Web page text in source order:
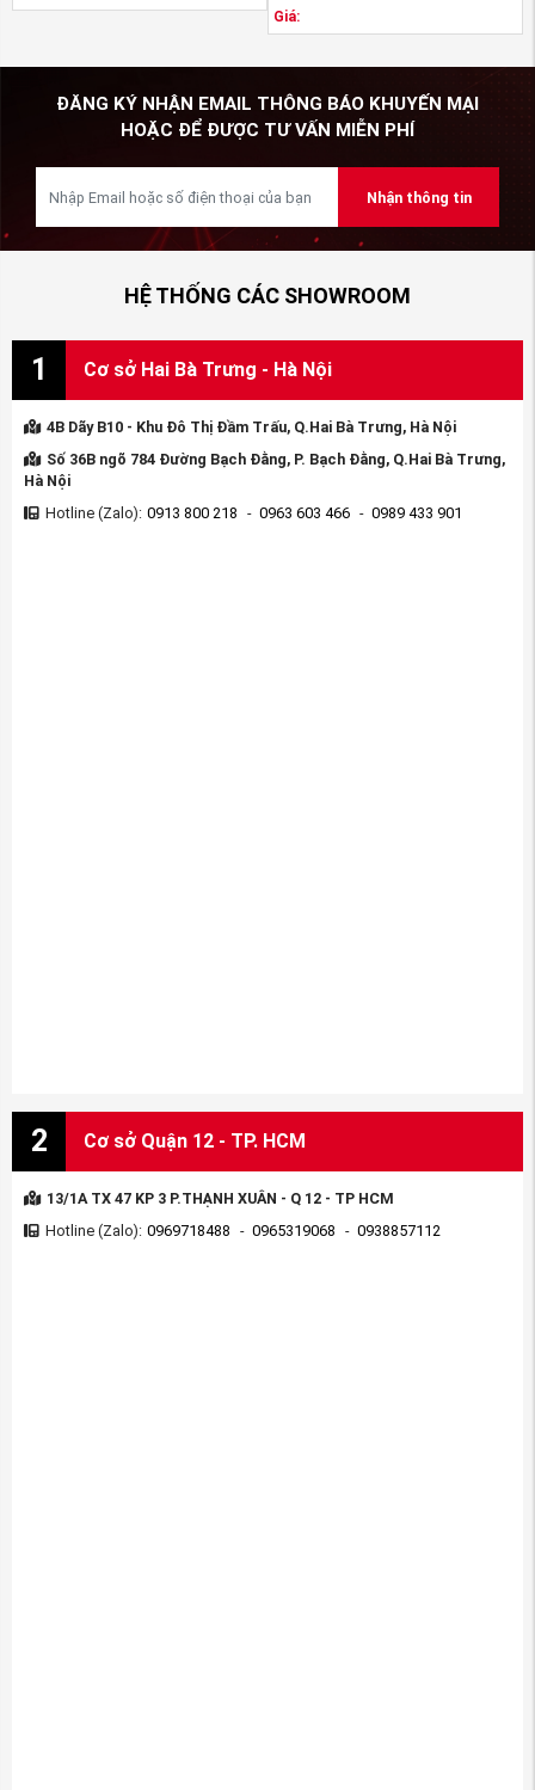
*Liên hệ với Phụ tùng ô tô Honda An Việt:
►Nhập khẩu và phân phối: Công ty Phụ tùng Honda
An Việt
Hotline (Zalo): 0963 603 466 - 0984 178 498 - 0913
800 218
Fanpage:
https://www.facebook.com/PHUTUNGOTOHONDAANVIET/
https://www.youtube.com/PhutungotoHondaAnviet
►Website:PhutungotoHonda.com
hoặc
Phutungmitsubishi.vn*Phutunganviet.com
Thẻ bài viết:
Gương CITY 2021-2022
Phụ tùng xe CITY
Gương CITY
Giá:
ĐĂNG KÝ NHẬN EMAIL THÔNG BÁO KHUYẾN MẠI
HOẶC ĐỂ ĐƯỢC TƯ VẤN MIỄN PHÍ
Nhận thông tin
HỆ THỐNG CÁC SHOWROOM
1 Cơ sở Hai Bà Trưng - Hà Nội
4B Dãy B10 - Khu Đô Thị Đầm Trấu, Q.Hai Bà Trưng, Hà Nội
Số 36B ngõ 784 Đường Bạch Đằng, P. Bạch Đằng, Q.Hai Bà Trưng,
Hà Nội
Hotline (Zalo): 0913 800 218 - 0963 603 466 - 0989 433 901
2 Cơ sở Quận 12 - TP. HCM
13/1A TX 47 KP 3 P.THẠNH XUÂN - Q 12 - TP HCM
Hotline (Zalo): 0969718488 - 0965319068 - 0938857112